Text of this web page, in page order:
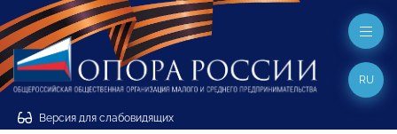
Версия для слабовидящих
RU